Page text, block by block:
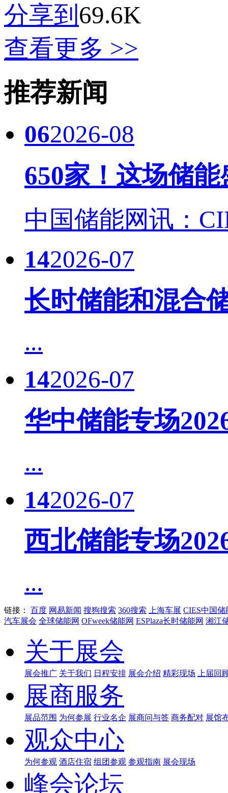
分享到 69.6K
查看更多 >>
推荐新闻
062026-08
650家！这场储
中国储能网讯：
142026-07
长时储能和混合
...
142026-07
华中储能专场
...
142026-07
西北储能专场
...
链接： 百度 网易新闻 搜狗搜索 360搜索 上海车展 CIES中国储
汽车展会 全球储能网 OFweek储能网 ESPlaza长时储能网 湘江
关于展会
展会推广 关于我们 日程安排 展会介绍 精彩现场 上届回
展商服务
展品范围 为何参展 行业名企 展商问与答 商务配对 展馆
观众中心
为何参观 酒店住宿 组团参观 参观指南 展会现场
峰会论坛